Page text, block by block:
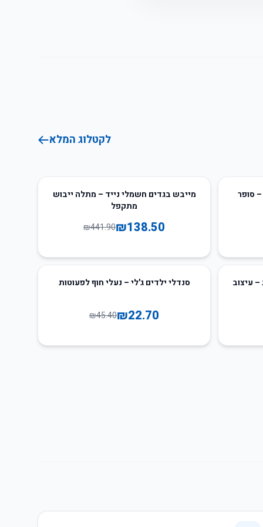
לקטלוג המלא
סופר 69
מייבש בגדים חשמלי נייד – מתלה ייבוש
מתקפל
₪138.50
₪441.90
360 מעלות – עיצוב 50סנדלי ילדים ג'לי – נעלי חוף לפעוטות
₪22.70
₪45.40